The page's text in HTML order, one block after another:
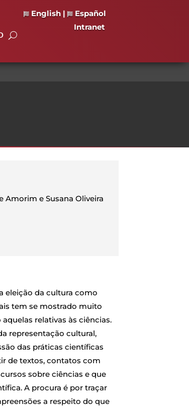
English|
Español
Intranet
Amorim e Susana Oliveira
eleição da cultura como
tem se mostrado muito
relativas às ciências.
representação cultural,
das práticas científicas
de textos, contatos com
sobre ciências e que
A procura é por traçar
a respeito do que